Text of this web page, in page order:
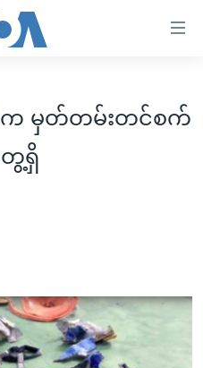
ျား
က မှတ်တမ်းတင်စက်
ေ့ရှိ